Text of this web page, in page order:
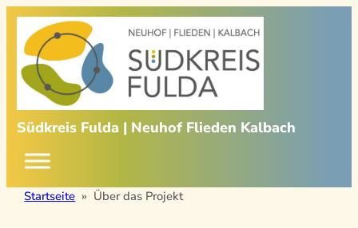
Zum
Inhalt
springen
Südkreis Fulda | Neuhof Flieden Kalbach
Startseite » Über das Projekt